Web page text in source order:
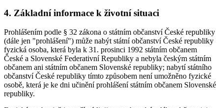
4. Základní informace k životní situaci
Prohlášením podle § 32 zákona o státním občanství České republiky
(dále jen "prohlášení") může nabýt státní občanství České republiky
fyzická osoba, která byla k 31. prosinci 1992 státním občanem
České a Slovenské Federativní Republiky a nebyla českým státním
občanem ani státním občanem Slovenské republiky; nabytí státního
občanství České republiky tímto způsobem není umožněno fyzické
osobě, která je ke dni učinění prohlášení státním občanem Slovenské
republiky.